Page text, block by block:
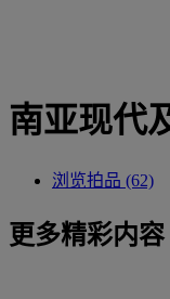
南亚现代
浏览拍品 (62)
更多精彩内容